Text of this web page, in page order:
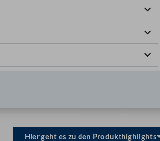
Hier geht es zu den Produkthighlights